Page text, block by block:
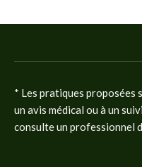
* Les pratiques proposées
un avis médical ou à un
consulte un professionnel